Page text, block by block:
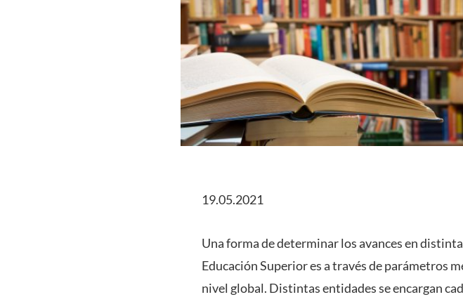
19.05.2021
Una forma de determinar los avances en
Educación Superior es a través de parámetros
nivel global. Distintas entidades se encargan